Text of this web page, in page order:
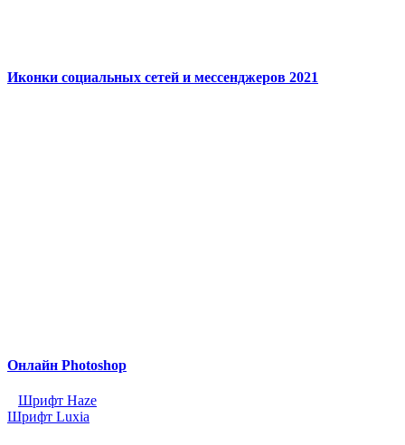
Иконки социальных сетей и мессенджеров 2021
Онлайн Photoshop
Шрифт Haze
Шрифт Luxia